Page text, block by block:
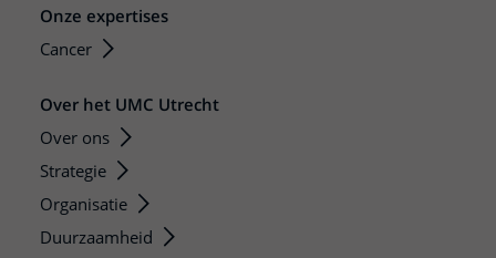
Onze expertises
Cancer
Over het UMC Utrecht
Over ons
Strategie
Organisatie
Duurzaamheid